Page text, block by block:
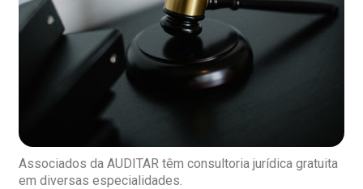
Associados da AUDITAR têm consultoria jurídica gratuita
em diversas especialidades.